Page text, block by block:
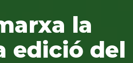
la
edició del